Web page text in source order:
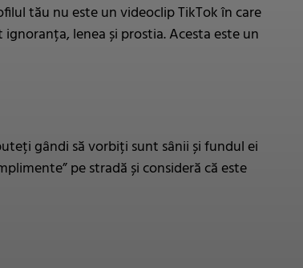
tău nu este un videoclip TikTok în care
lenea și prostia. Acesta este un
gândi să vorbiți sunt sânii și fundul ei
pe stradă și consideră că este